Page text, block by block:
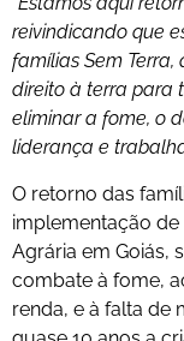
reivindicando que
famílias Sem
direito à terra para
eliminar a fome, o
liderança e
O retorno das
implementação
Agrária em Goiás,
combate à fome,
renda, e à falta de